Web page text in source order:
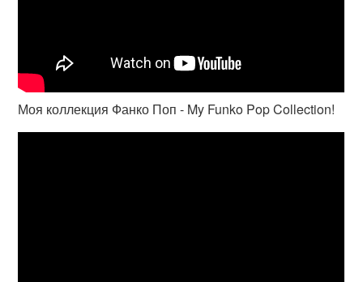
Моя коллекция Фанко Поп - My Funko Pop Collection!